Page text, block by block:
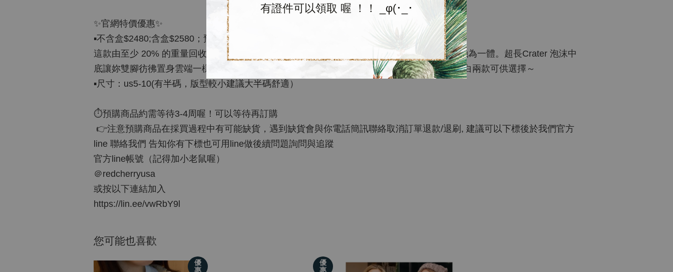
有證件可以領取 喔 ！！ _φ(･_･
✨官網特價優惠✨
▪️不含盒$2480;含盒$2580；預估約3-4週
這款由至少 20% 的重量回收材料製成，將未來主義細節與將回收材料拼湊在一起的新鮮設計融為一體。超長Crater 泡沫中
底讓妳雙腳彷彿置身雲端一樣舒適，而帆布和合成皮革鞋面則讓您穿著適合各種場合，目前黑白兩款可供選擇～
▪️尺寸：us5-10(有半碼，版型較小建議大半碼舒適）
⏱預購商品約需等待3-4周喔！可以等待再訂購
👉注意預購商品在採買過程中有可能缺貨，遇到缺貨會與你電話簡訊聯絡取消訂單退款/退刷, 建議可以下標後於我們官方
line 聯絡我們 告知你有下標也可用line做後續問題詢問與追蹤
官方line帳號（記得加小老鼠喔）
＠redcherryusa
或按以下連結加入
https://lin.ee/vwRbY9l
您可能也喜歡
優
惠
優
惠